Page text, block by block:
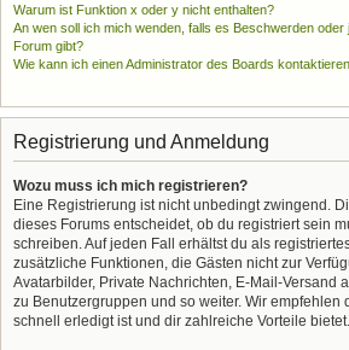
Warum ist Funktion x oder y nicht enthalten?
An wen soll ich mich wenden, falls es Beschwerden
Forum gibt?
Wie kann ich einen Administrator des Boards
Registrierung und Anmeldung
Wozu muss ich mich registrieren?
Eine Registrierung ist nicht unbedingt zwingend.
dieses Forums entscheidet, ob du registriert sein
schreiben. Auf jeden Fall erhältst du als
zusätzliche Funktionen, die Gästen nicht zur
Avatarbilder, Private Nachrichten, E-Mail-Versand
zu Benutzergruppen und so weiter. Wir empfehlen
schnell erledigt ist und dir zahlreiche Vorteile bietet.